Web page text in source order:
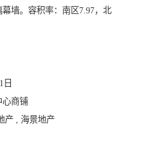
墙。容积率：南区7.97，北
日
心商铺
产 , 海景地产